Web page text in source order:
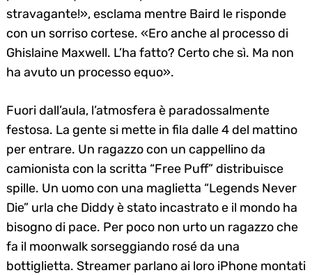
stravagante!», esclama mentre Baird le risponde
con un sorriso cortese. «Ero anche al processo di
Ghislaine Maxwell. L’ha fatto? Certo che sì. Ma non
ha avuto un processo equo».
Fuori dall’aula, l’atmosfera è paradossalmente
festosa. La gente si mette in fila dalle 4 del mattino
per entrare. Un ragazzo con un cappellino da
camionista con la scritta “Free Puff” distribuisce
spille. Un uomo con una maglietta “Legends Never
Die” urla che Diddy è stato incastrato e il mondo ha
bisogno di pace. Per poco non urto un ragazzo che
fa il moonwalk sorseggiando rosé da una
bottiglietta. Streamer parlano ai loro iPhone montati